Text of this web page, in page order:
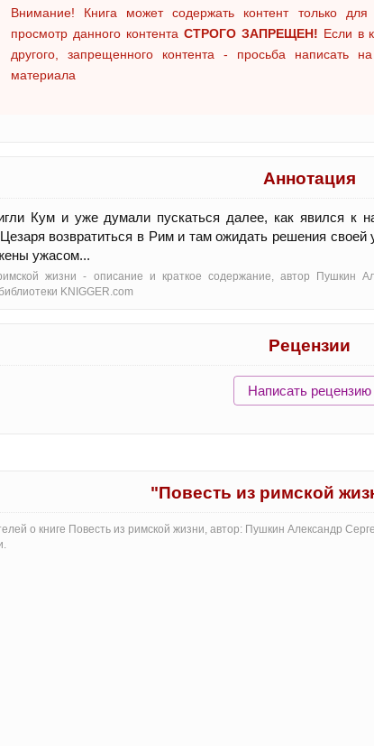
Внимание! Книга может содержать контент только
просмотр данного контента СТРОГО ЗАПРЕЩЕН! Если в
другого, запрещенного контента - просьба написать
материала
Аннотация
Кум и уже думали пускаться далее, как явился к
возвратиться в Рим и там ожидать решения
ужасом...
жизни - oписание и краткое содержание, автор Пушкин
KNIGGER.com
Рецензии
Написать рецензию
"Повесть из римской
о книге Повесть из римской жизни, автор: Пушкин Александр